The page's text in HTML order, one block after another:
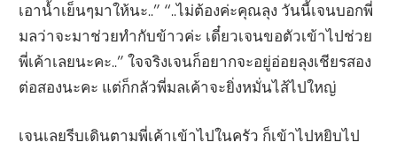
เอาน้ำเย็นๆมาให้นะ..” “..ไม่ต้องค่ะคุณลุง วันนี้เจนบอกพี่
มลว่าจะมาช่วยทำกับข้าวค่ะ เดี๋ยวเจนขอตัวเข้าไปช่วย
พี่เค้าเลยนะคะ..” ใจจริงเจนก็อยากจะอยู่อ่อยลุงเชียรสอง
ต่อสองนะคะ แต่ก็กลัวพี่มลเค้าจะยิ่งหมั่นไส้ไปใหญ่
เจนเลยรีบเดินตามพี่เค้าเข้าไปในครัว ก็เข้าไปหยิบไป